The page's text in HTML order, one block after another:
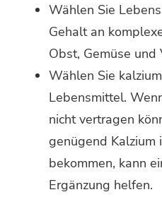
Wählen Sie
Gehalt an
Obst, Gemüse
Wählen Sie
Lebensmittel.
nicht vertragen
genügend Kalzium
bekommen, kann
Ergänzung helfen.